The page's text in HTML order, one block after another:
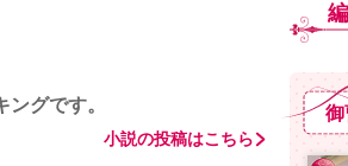
グです。
小説の投稿はこちら